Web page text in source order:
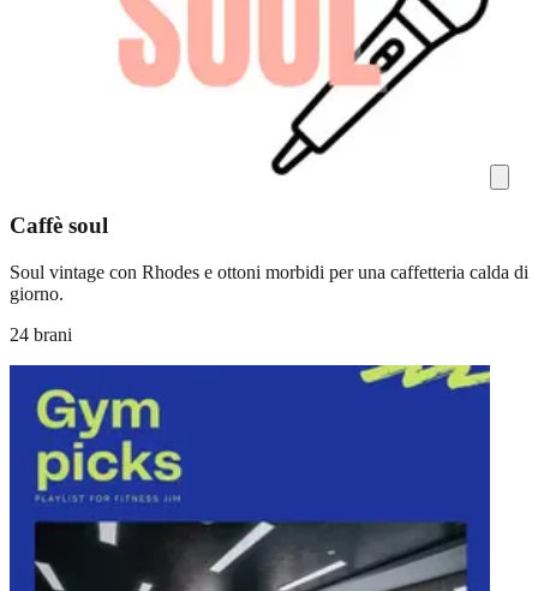
Caffè soul
Soul vintage con Rhodes e ottoni morbidi per una caffetteria calda di
giorno.
24 brani